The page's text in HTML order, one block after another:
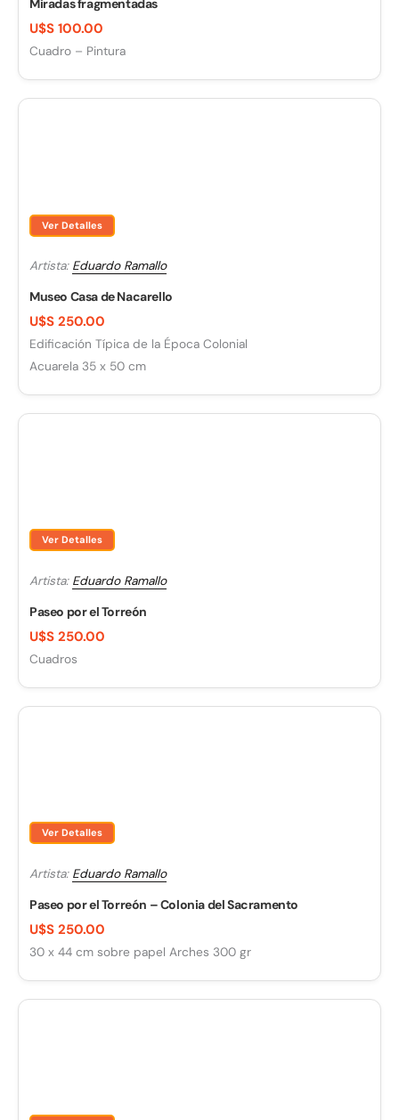
Miradas fragmentadas
U$S 100.00
Cuadro – Pintura
Ver Detalles
Artista: Eduardo Ramallo
Museo Casa de Nacarello
U$S 250.00
Edificación Típica de la Época Colonial
Acuarela 35 x 50 cm
Ver Detalles
Artista: Eduardo Ramallo
Paseo por el Torreón
U$S 250.00
Cuadros
Ver Detalles
Artista: Eduardo Ramallo
Paseo por el Torreón – Colonia del Sacramento
U$S 250.00
30 x 44 cm sobre papel Arches 300 gr